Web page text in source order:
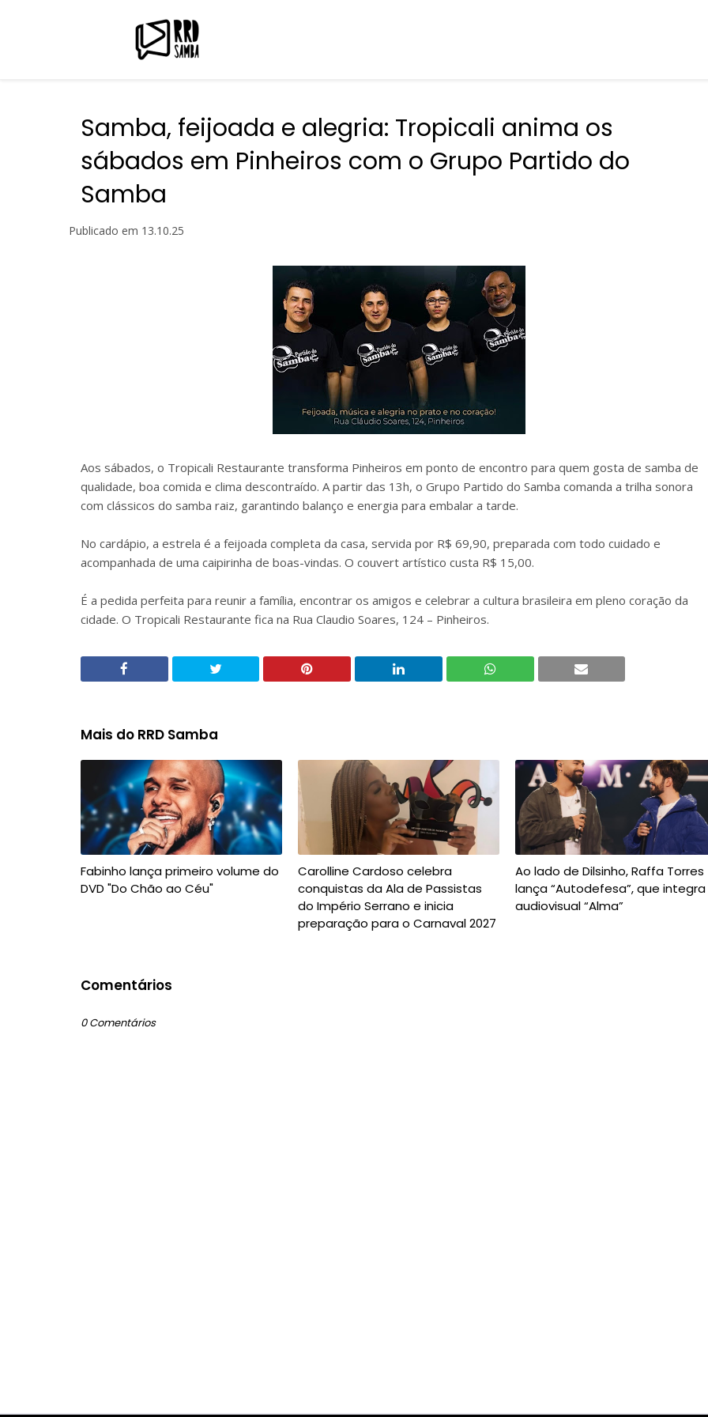
Samba, feijoada e alegria: Tropicali anima os
sábados em Pinheiros com o Grupo Partido do
Samba
Publicado em 13.10.25
Aos sábados, o Tropicali Restaurante transforma Pinheiros em ponto de encontro para quem gosta de samba de
qualidade, boa comida e clima descontraído. A partir das 13h, o Grupo Partido do Samba comanda a trilha sonora
com clássicos do samba raiz, garantindo balanço e energia para embalar a tarde.
No cardápio, a estrela é a feijoada completa da casa, servida por R$ 69,90, preparada com todo cuidado e
acompanhada de uma caipirinha de boas-vindas. O couvert artístico custa R$ 15,00.
É a pedida perfeita para reunir a família, encontrar os amigos e celebrar a cultura brasileira em pleno coração da
cidade. O Tropicali Restaurante fica na Rua Claudio Soares, 124 – Pinheiros.
Mais do RRD Samba
Fabinho lança primeiro volume do
DVD "Do Chão ao Céu"
Carolline Cardoso celebra
conquistas da Ala de Passistas
do Império Serrano e inicia
preparação para o Carnaval 2027
Ao lado de Dilsinho, Raffa Torres
lança “Autodefesa”, que
audiovisual “Alma”
Comentários
0 Comentários